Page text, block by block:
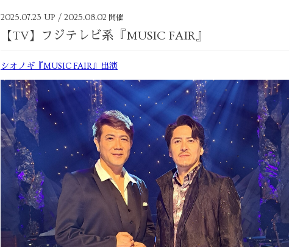
2025.07.23 UP / 2025.08.02 開催
【TV】フジテレビ系『MUSIC FAIR』
シオノギ『MUSIC FAIR』出演